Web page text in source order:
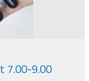
7.00-9.00